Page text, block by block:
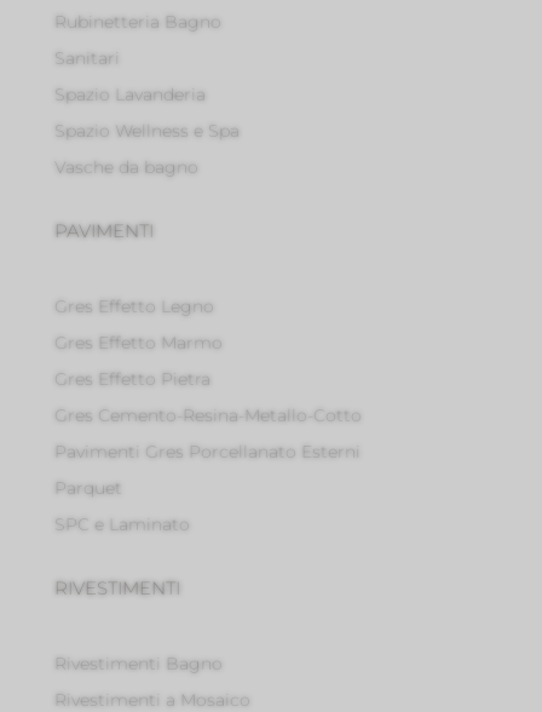
Rubinetteria Bagno
Sanitari
Spazio Lavanderia
Spazio Wellness e Spa
Vasche da bagno
PAVIMENTI
Gres Effetto Legno
Gres Effetto Marmo
Gres Effetto Pietra
Gres Cemento-Resina-Metallo-Cotto
Pavimenti Gres Porcellanato Esterni
Parquet
SPC e Laminato
RIVESTIMENTI
Rivestimenti Bagno
Rivestimenti a Mosaico